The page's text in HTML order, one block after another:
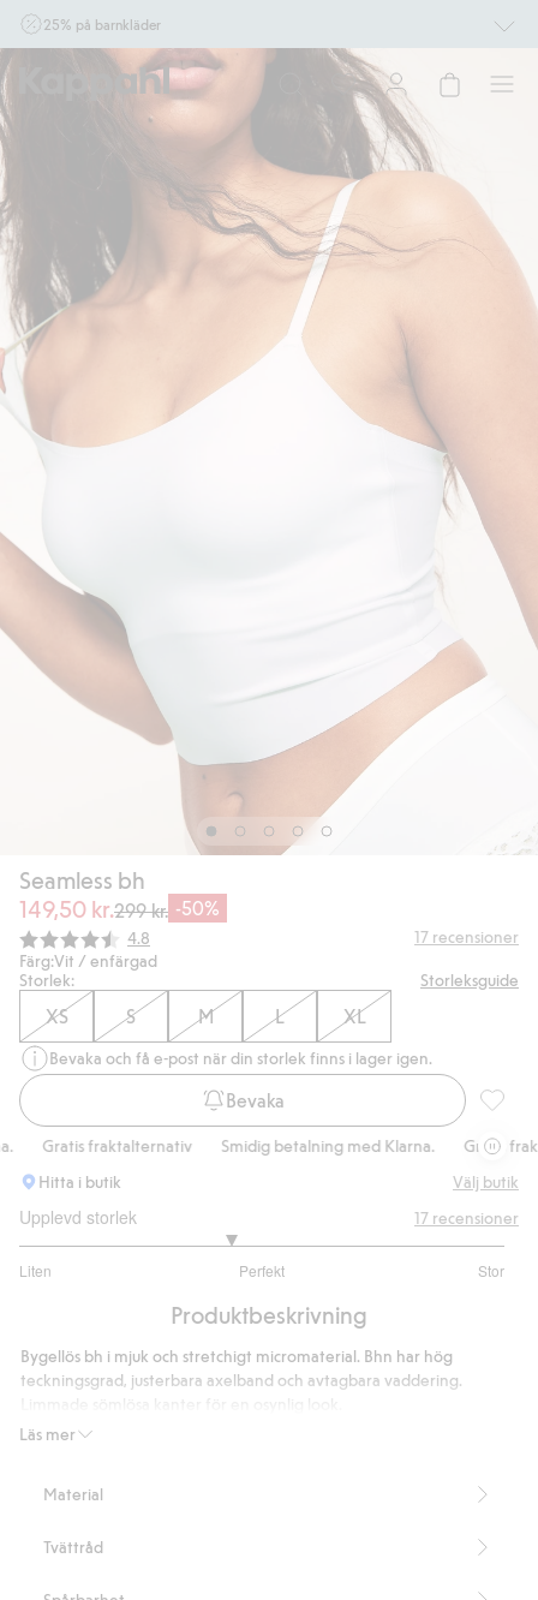
25% på barnkläder
Gäller online vid köp av 2 eller fler varor som ingår i erbjudandet tom den 10/8 kl
10.00. Ej Newbie. Gäller för dig som är eller blir medlem. Kan ej kombineras med
andra rabatter eller erbjudanden.
Seamless bh
149,50 kr.299 kr. -50%
Snittbetyg:
4.8 17 recensioner
Färg:Vit / enfärgad
Storlek:
Storleksguide
XS S M L XL
Bevaka och få e-post när din storlek finns i lager igen.
Bevaka
Gratis fraktalternativ Smidig betalning med Klarna.
Gratis
Hitta i butik
Välj butik
Upplevd storlek
Liten Perfekt Stor
utav
15
betyg
17 recensioner
Produktbeskrivning
Läs mer
Bygellös bh i mjuk och stretchigt micromaterial. Bhn har hög
teckningsgrad, justerbara axelband och avtagbara vaddering.
Limmade sömlösa kanter
Bygellös
Artikelnummer
Material
Tvättråd